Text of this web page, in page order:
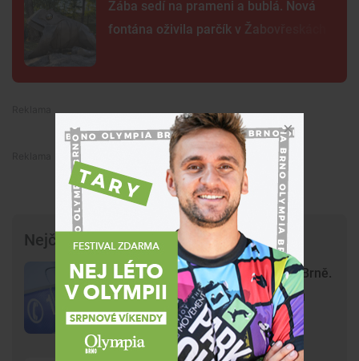
Žába sedí na prameni a bublá. Nová
fontána oživila parčík v Žabovřeskách
Premium
Premium
Nejčtenější články
Krvavý útok na hlavním nádraží v Brně.
Agresoři zbili ostrahu kvůli zákazu
kouření